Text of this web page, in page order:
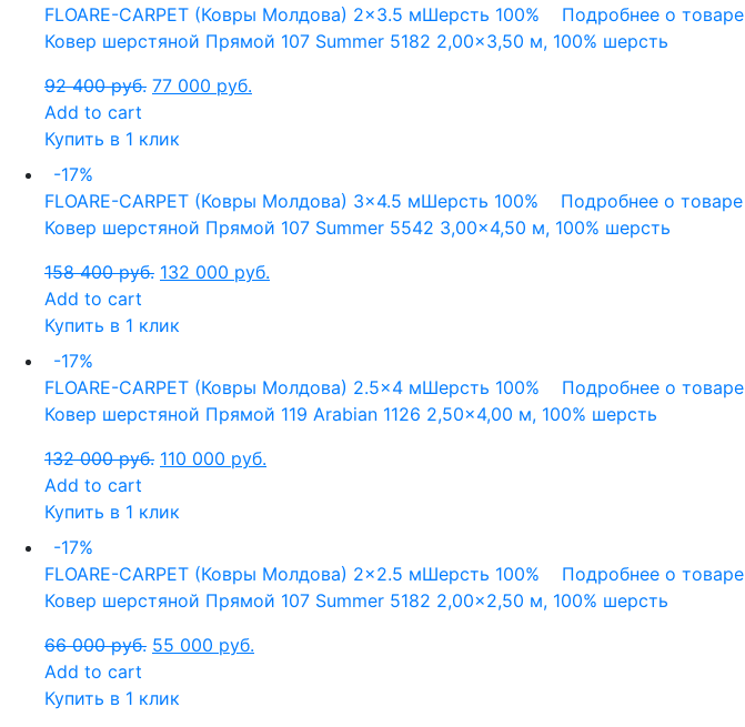
FLOARE-CARPET (Ковры Молдова) 2x3.5 мШерсть 100%
Подробнее о товаре
Ковер шерстяной Прямой 107 Summer 5182 2,00×3,50 м, 100% шерсть
92 400руб. 77 000 руб.
Add to cart
Купить в 1 клик
-17%
FLOARE-CARPET (Ковры Молдова) 3x4.5 мШерсть 100%
Подробнее о товаре
Ковер шерстяной Прямой 107 Summer 5542 3,00×4,50 м, 100% шерсть
158 400руб. 132 000 руб.
Add to cart
Купить в 1 клик
-17%
FLOARE-CARPET (Ковры Молдова) 2.5x4 мШерсть 100%
Подробнее о товаре
Ковер шерстяной Прямой 119 Arabian 1126 2,50×4,00 м, 100% шерсть
132 000руб. 110 000 руб.
Add to cart
Купить в 1 клик
-17%
FLOARE-CARPET (Ковры Молдова) 2x2.5 мШерсть 100%
Подробнее о товаре
Ковер шерстяной Прямой 107 Summer 5182 2,00×2,50 м, 100% шерсть
66 000руб. 55 000 руб.
Add to cart
Купить в 1 клик